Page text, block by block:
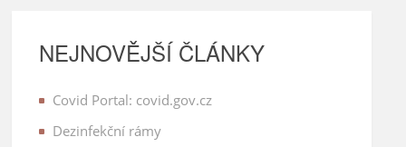
NEJNOVĚJŠÍ ČLÁNKY
Covid Portal: covid.gov.cz
Dezinfekční rámy